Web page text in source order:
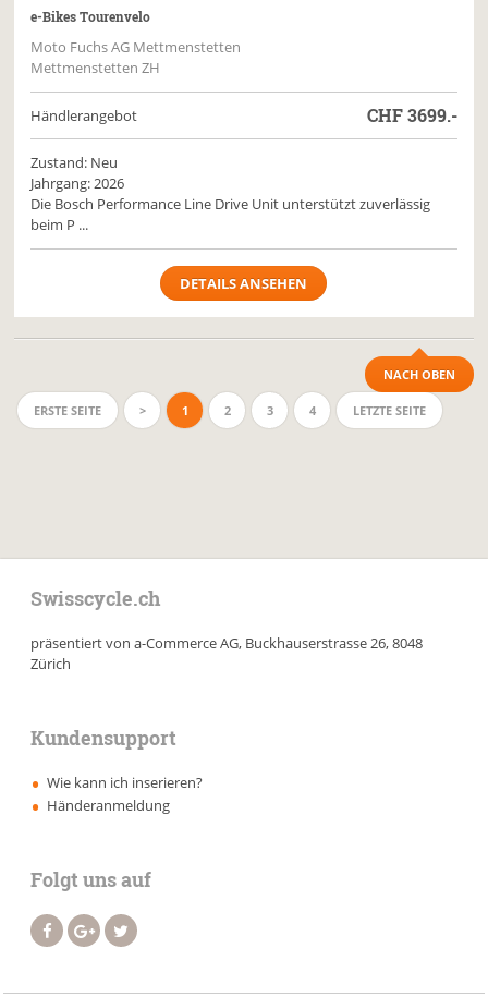
e-Bikes Tourenvelo
Moto Fuchs AG Mettmenstetten
Mettmenstetten ZH
Händlerangebot CHF3699.-
Zustand: Neu
Jahrgang: 2026
Die Bosch Performance Line Drive Unit unterstützt zuverlässig
beim P ...
DETAILS ANSEHEN
NACH OBEN
ERSTE SEITE > 1 2 3 4 LETZTE SEITE
Swisscycle.ch
präsentiert von a-Commerce AG, Buckhauserstrasse 26, 8048
Zürich
Kundensupport
Wie kann ich inserieren?
Händeranmeldung
Folgt uns auf